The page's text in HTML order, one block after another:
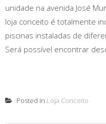
unidade na avenida José
loja conceito é totalmente
piscinas instaladas de
Será possível encontrar
Posted in Loja Conceito